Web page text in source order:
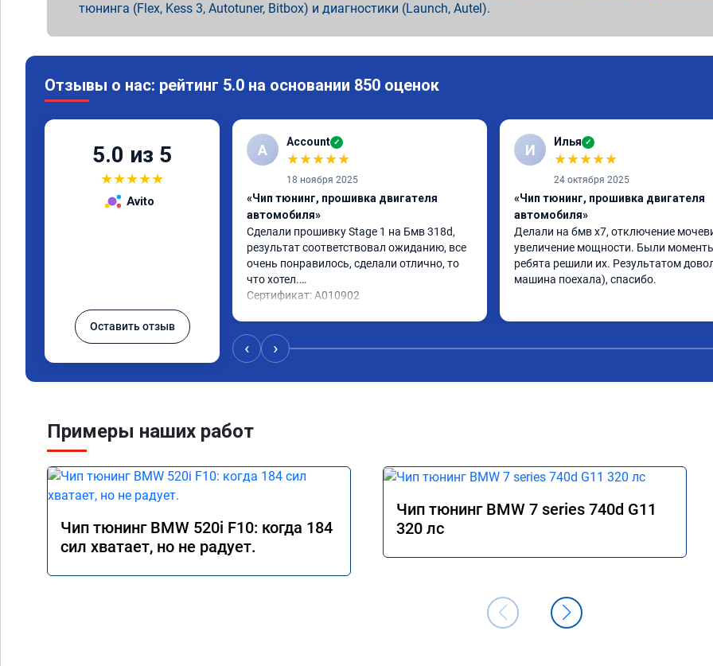
тюнинга (Flex, Kess 3, Autotuner, Bitbox) и диагностики (Launch, Autel).
Отзывы о нас: рейтинг 5.0 на основании 850 оценок
5.0 из 5
★★★★★
Avito
Оставить отзыв
A Account ✓
★★★★★
18 ноября 2025
«Чип тюнинг, прошивка двигателя
автомобиля»
Сделали прошивку Stage 1 на Бмв 318d,
результат соответствовал ожиданию, все
очень понравилось, сделали отлично, то
что хотел.
Сертификат: A010902
И Илья ✓
★★★★★
24 октября 2025
«Чип тюнинг, прошивка двигателя
автомобиля»
Делали на бмв х7, отключение
увеличение мощности. Были
ребята решили их. Результатом
машина поехала), спасибо.
‹ ›
Примеры наших работ
Чип тюнинг BMW 520i F10: когда 184
сил хватает, но не радует.
Чип тюнинг BMW 7 series 740d G11
320 лс